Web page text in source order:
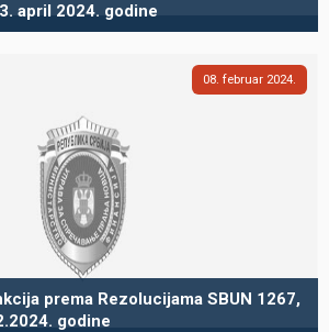
april 2024. godine
08 februar 2024
prema Rezolucijama SBUN 1267,
godine